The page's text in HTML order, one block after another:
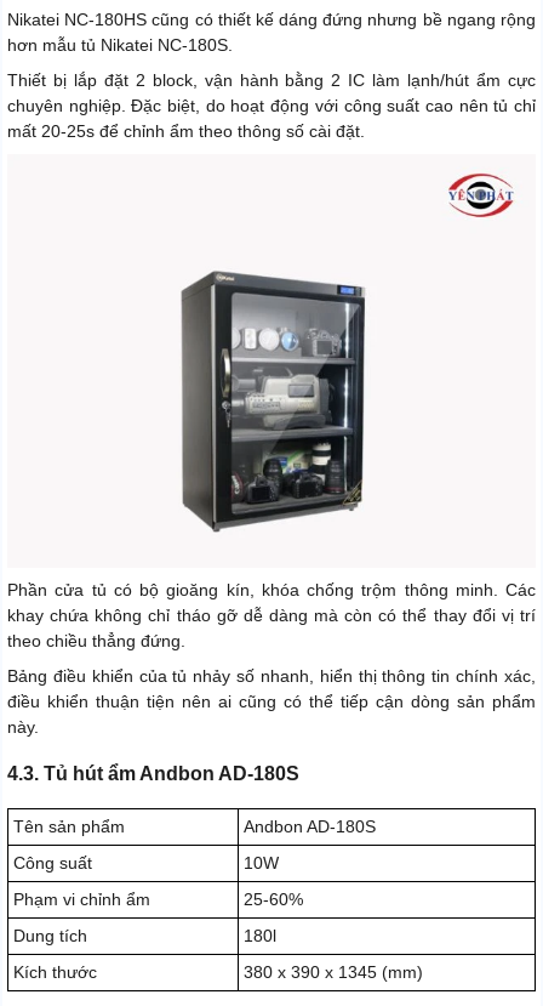
Nikatei NC-180HS cũng có thiết kế dáng đứng nhưng bề ngang rộng
hơn mẫu tủ Nikatei NC-180S.
Thiết bị lắp đặt 2 block, vận hành bằng 2 IC làm lạnh/hút ẩm cực
chuyên nghiệp. Đặc biệt, do hoạt động với công suất cao nên tủ chỉ
mất 20-25s để chỉnh ẩm theo thông số cài đặt.
Phần cửa tủ có bộ gioăng kín, khóa chống trộm thông minh. Các
khay chứa không chỉ tháo gỡ dễ dàng mà còn có thể thay đổi vị trí
theo chiều thẳng đứng.
Bảng điều khiển của tủ nhảy số nhanh, hiển thị thông tin chính xác,
điều khiển thuận tiện nên ai cũng có thể tiếp cận dòng sản phẩm
này.
4.3. Tủ hút ẩm Andbon AD-180S
Tên sản phẩm
Andbon AD-180S
Công suất
10W
Phạm vi chỉnh ẩm
25-60%
Dung tích
180l
Kích thước
380 x 390 x 1345 (mm)